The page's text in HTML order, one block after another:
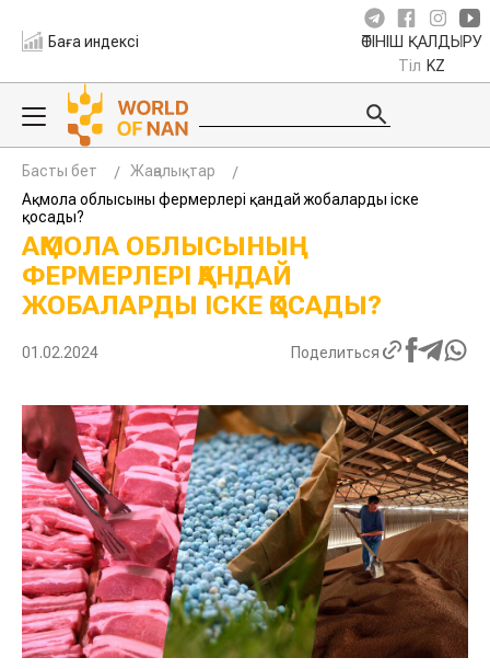
Баға индексі ӨТІНІШ ҚАЛДЫРУ
Тіл KZ
Басты бет
Жаңалықтар
Ақмола облысының фермерлері қандай жобаларды іске
қосады?
АҚМОЛА ОБЛЫСЫНЫҢ
ФЕРМЕРЛЕРІ ҚАНДАЙ
ЖОБАЛАРДЫ ІСКЕ ҚОСАДЫ?
01.02.2024 Поделиться